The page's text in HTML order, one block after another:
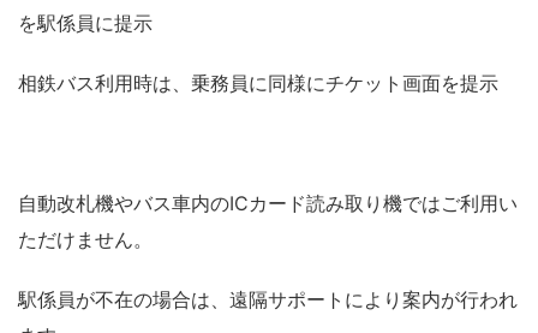
を駅係員に提示
相鉄バス利用時は、乗務員に同様にチケット画面を提示
自動改札機やバス車内のICカード読み取り機ではご利用い
ただけません。
駅係員が不在の場合は、遠隔サポートにより案内が行われ